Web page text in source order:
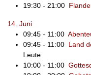
19:30 - 21:00
14. Juni
09:45 - 11:00
09:45 - 11:00 Land
Leute
10:00 - 11:00